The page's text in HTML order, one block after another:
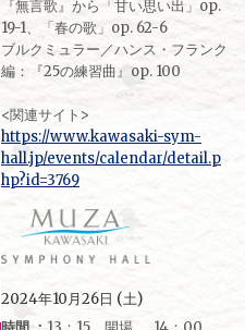
『無言歌』から「甘い思い出」op.
19-1、「春の歌」op. 62-6
ブルクミュラー／ハンス・フランク
編：『25の練習曲』op. 100
<関連サイト>
https://www.kawasaki-sym-
hall.jp/events/calendar/detail.p
hp?id=3769
2024年10月26日 (土)